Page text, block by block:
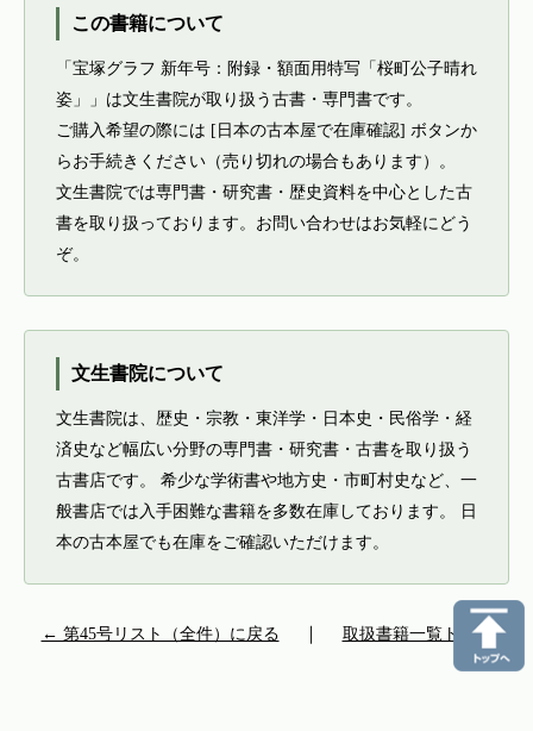
この書籍について
「宝塚グラフ 新年号：附録・額面用特写「桜町公子晴れ
姿」」は文生書院が取り扱う古書・専門書です。
ご購入希望の際には [日本の古本屋で在庫確認] ボタンか
らお手続きください（売り切れの場合もあります）。
文生書院では専門書・研究書・歴史資料を中心とした古
書を取り扱っております。お問い合わせはお気軽にどう
ぞ。
文生書院について
文生書院は、歴史・宗教・東洋学・日本史・民俗学・経
済史など幅広い分野の専門書・研究書・古書を取り扱う
古書店です。 希少な学術書や地方史・市町村史など、一
般書店では入手困難な書籍を多数在庫しております。 日
本の古本屋でも在庫をご確認いただけます。
← 第45号リスト（全件）に戻る ｜ 取扱書籍一覧トップ